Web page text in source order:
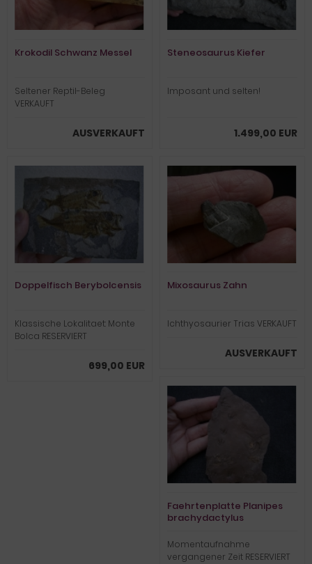
Krokodil Schwanz Messel
Seltener Reptil-Beleg
VERKAUFT
AUSVERKAUFT
Steneosaurus Kiefer
Imposant und selten!
1.499,00 EUR
Doppelfisch Berybolcensis
Klassische Lokalitaet: Monte
Bolca RESERVIERT
699,00 EUR
Mixosaurus Zahn
Ichthyosaurier Trias VERKAUFT
AUSVERKAUFT
Faehrtenplatte Planipes
brachydactylus
Momentaufnahme
vergangener Zeit RESERVIERT